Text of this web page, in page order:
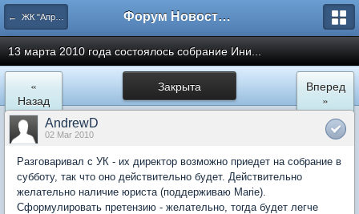
← ЖК "Апрелевский". Архив. Форум Новостройки
13 марта 2010 года состоялось собрание Ини...
Закрыта
«
Назад
Вперед
»
AndrewD
02 Mar 2010
Разговаривал с УК - их директор возможно приедет на собрание в
субботу, так что оно действительно будет. Действительно
желательно наличие юриста (поддерживаю Marie).
Сформулировать претензию - желательно, тогда будет легче